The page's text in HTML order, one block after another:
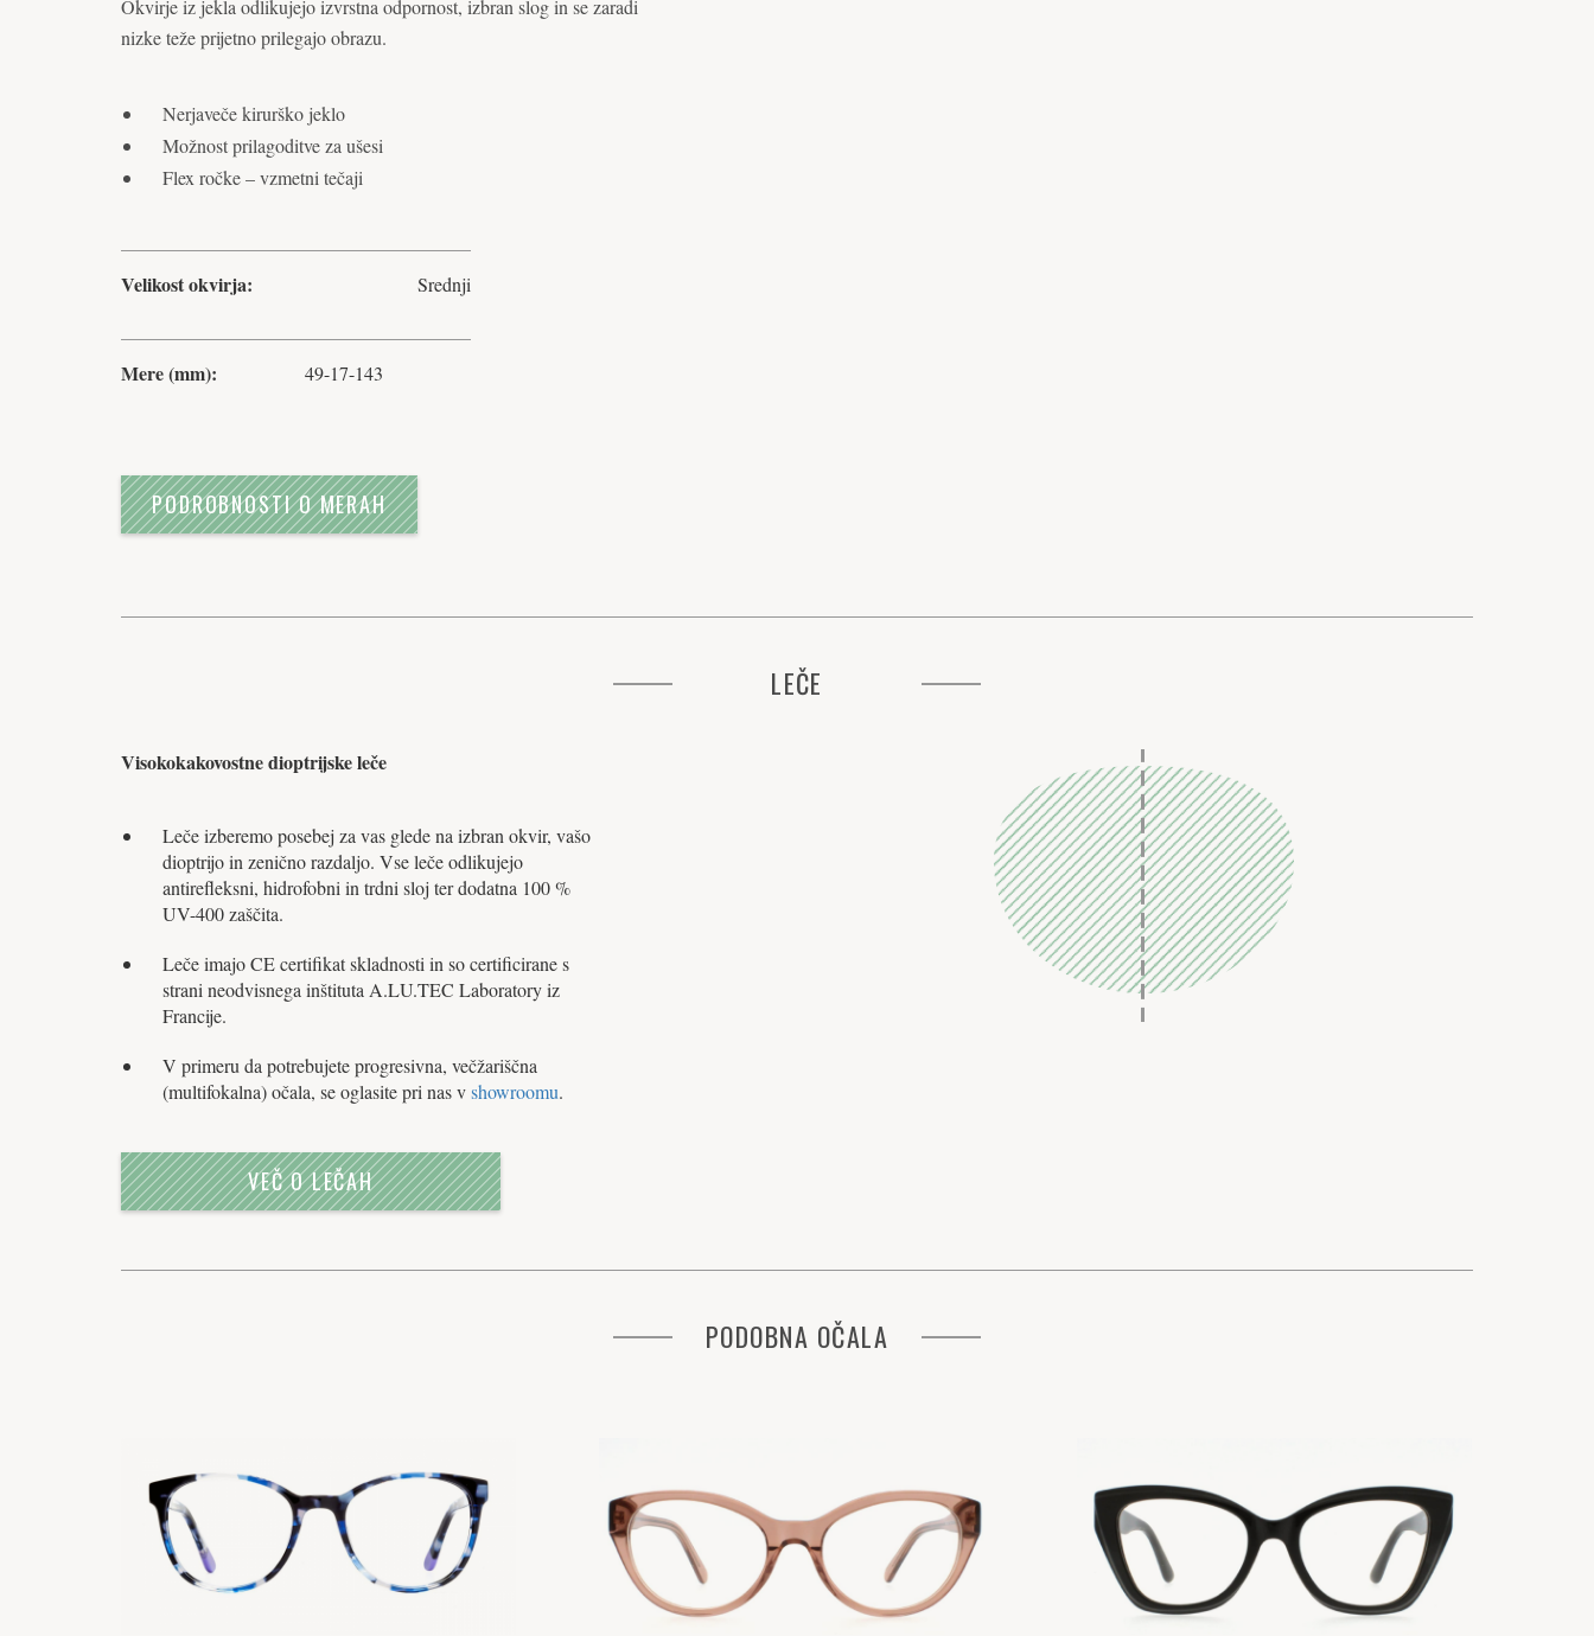
Okvirje iz jekla odlikujejo izvrstna odpornost, izbran slog in se zaradi
nizke teže prijetno prilegajo obrazu.
Nerjaveče kirurško jeklo
Možnost prilagoditve za ušesi
Flex ročke – vzmetni tečaji
Velikost okvirja: Srednji
Mere (mm): 49-17-143
PODROBNOSTI O MERAH
LEČE
Visokokakovostne dioptrijske leče
Leče izberemo posebej za vas glede na izbran okvir, vašo
dioptrijo in zenično razdaljo. Vse leče odlikujejo
antirefleksni, hidrofobni in trdni sloj ter dodatna 100 %
UV-400 zaščita.
Leče imajo CE certifikat skladnosti in so certificirane s
strani neodvisnega inštituta A.LU.TEC Laboratory iz
Francije.
V primeru da potrebujete progresivna, večžariščna
(multifokalna) očala, se oglasite pri nas vshowroomu.
VEČ O LEČAH
PODOBNA OČALA